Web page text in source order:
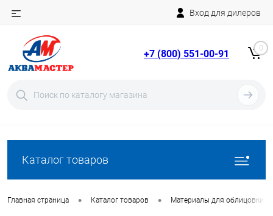
Вход для дилеров
+7 (800) 551-00-91 0
Каталог товаров
Главная страница • Каталог товаров • Материалы для облицовки